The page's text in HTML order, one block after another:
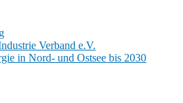
Verband e.V.
in Nord- und Ostsee bis 2030